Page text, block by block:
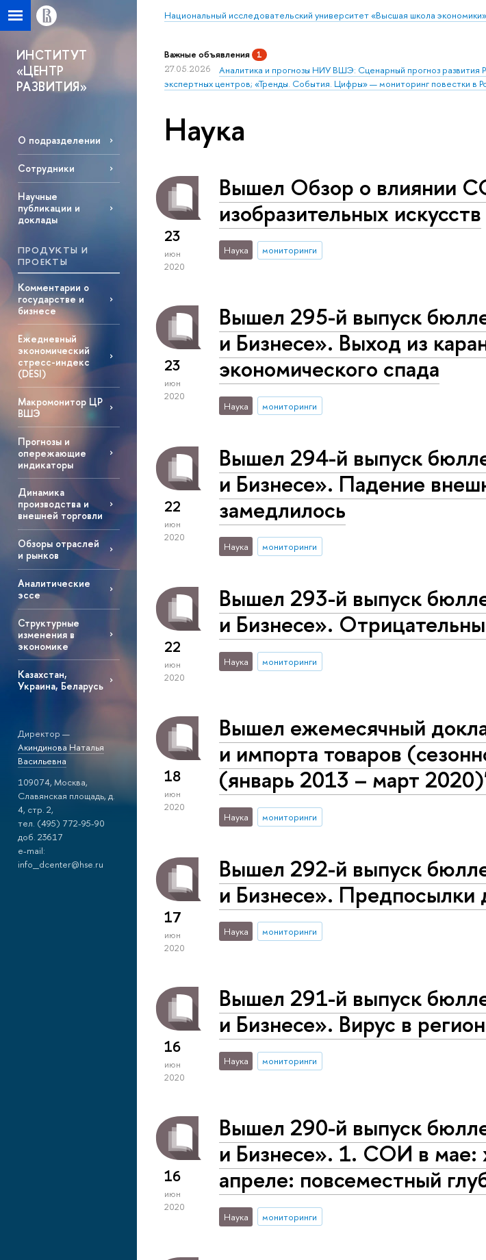
Национальный исследовательский университет «Высшая школа экономики»
ИНСТИТУТ
«ЦЕНТР
РАЗВИТИЯ»
О подразделении
Сотрудники
Научные
публикации и
доклады
ПРОДУКТЫ И
ПРОЕКТЫ
Комментарии о
государстве и
бизнесе
Ежедневный
экономический
стресс-индекс
(DESI)
Макромонитор ЦР
ВШЭ
Прогнозы и
опережающие
индикаторы
Динамика
производства и
внешней торговли
Обзоры отраслей
и рынков
Аналитические
эссе
Структурные
изменения в
экономике
Казахстан,
Украина, Беларусь
Директор —
Акиндинова Наталья
Васильевна
109074, Москва,
Славянская площадь, д.
4, стр. 2,
тел. (495) 772-95-90
доб. 23617
e-mail:
info_dcenter@hse.ru
Важные объявления 1
27.05.2026
Аналитика и прогнозы НИУ ВШЭ: Сценарный прогноз
экспертных центров; «Тренды. События. Цифры» — мониторинг повестки в
Наука
23
июн
2020
Вышел Обзор о влиянии
изобразительных искусств
Наука мониторинги
23
июн
2020
Вышел 295-й выпуск
и Бизнесе». Выход из
экономического спада
Наука мониторинги
22
июн
2020
Вышел 294-й выпуск
и Бизнесе». Падение
замедлилось
Наука мониторинги
22
июн
2020
Вышел 293-й выпуск
и Бизнесе».
Наука мониторинги
18
июн
2020
Вышел ежемесячный
и импорта товаров
(январь 2013 – март
Наука мониторинги
17
июн
2020
Вышел 292-й выпуск
и Бизнесе». Предпосылки
Наука мониторинги
16
июн
2020
Вышел 291-й выпуск
и Бизнесе». Вирус в
Наука мониторинги
16
июн
2020
Вышел 290-й выпуск
и Бизнесе». 1. СОИ в мае:
апреле: повсеместный
Наука мониторинги